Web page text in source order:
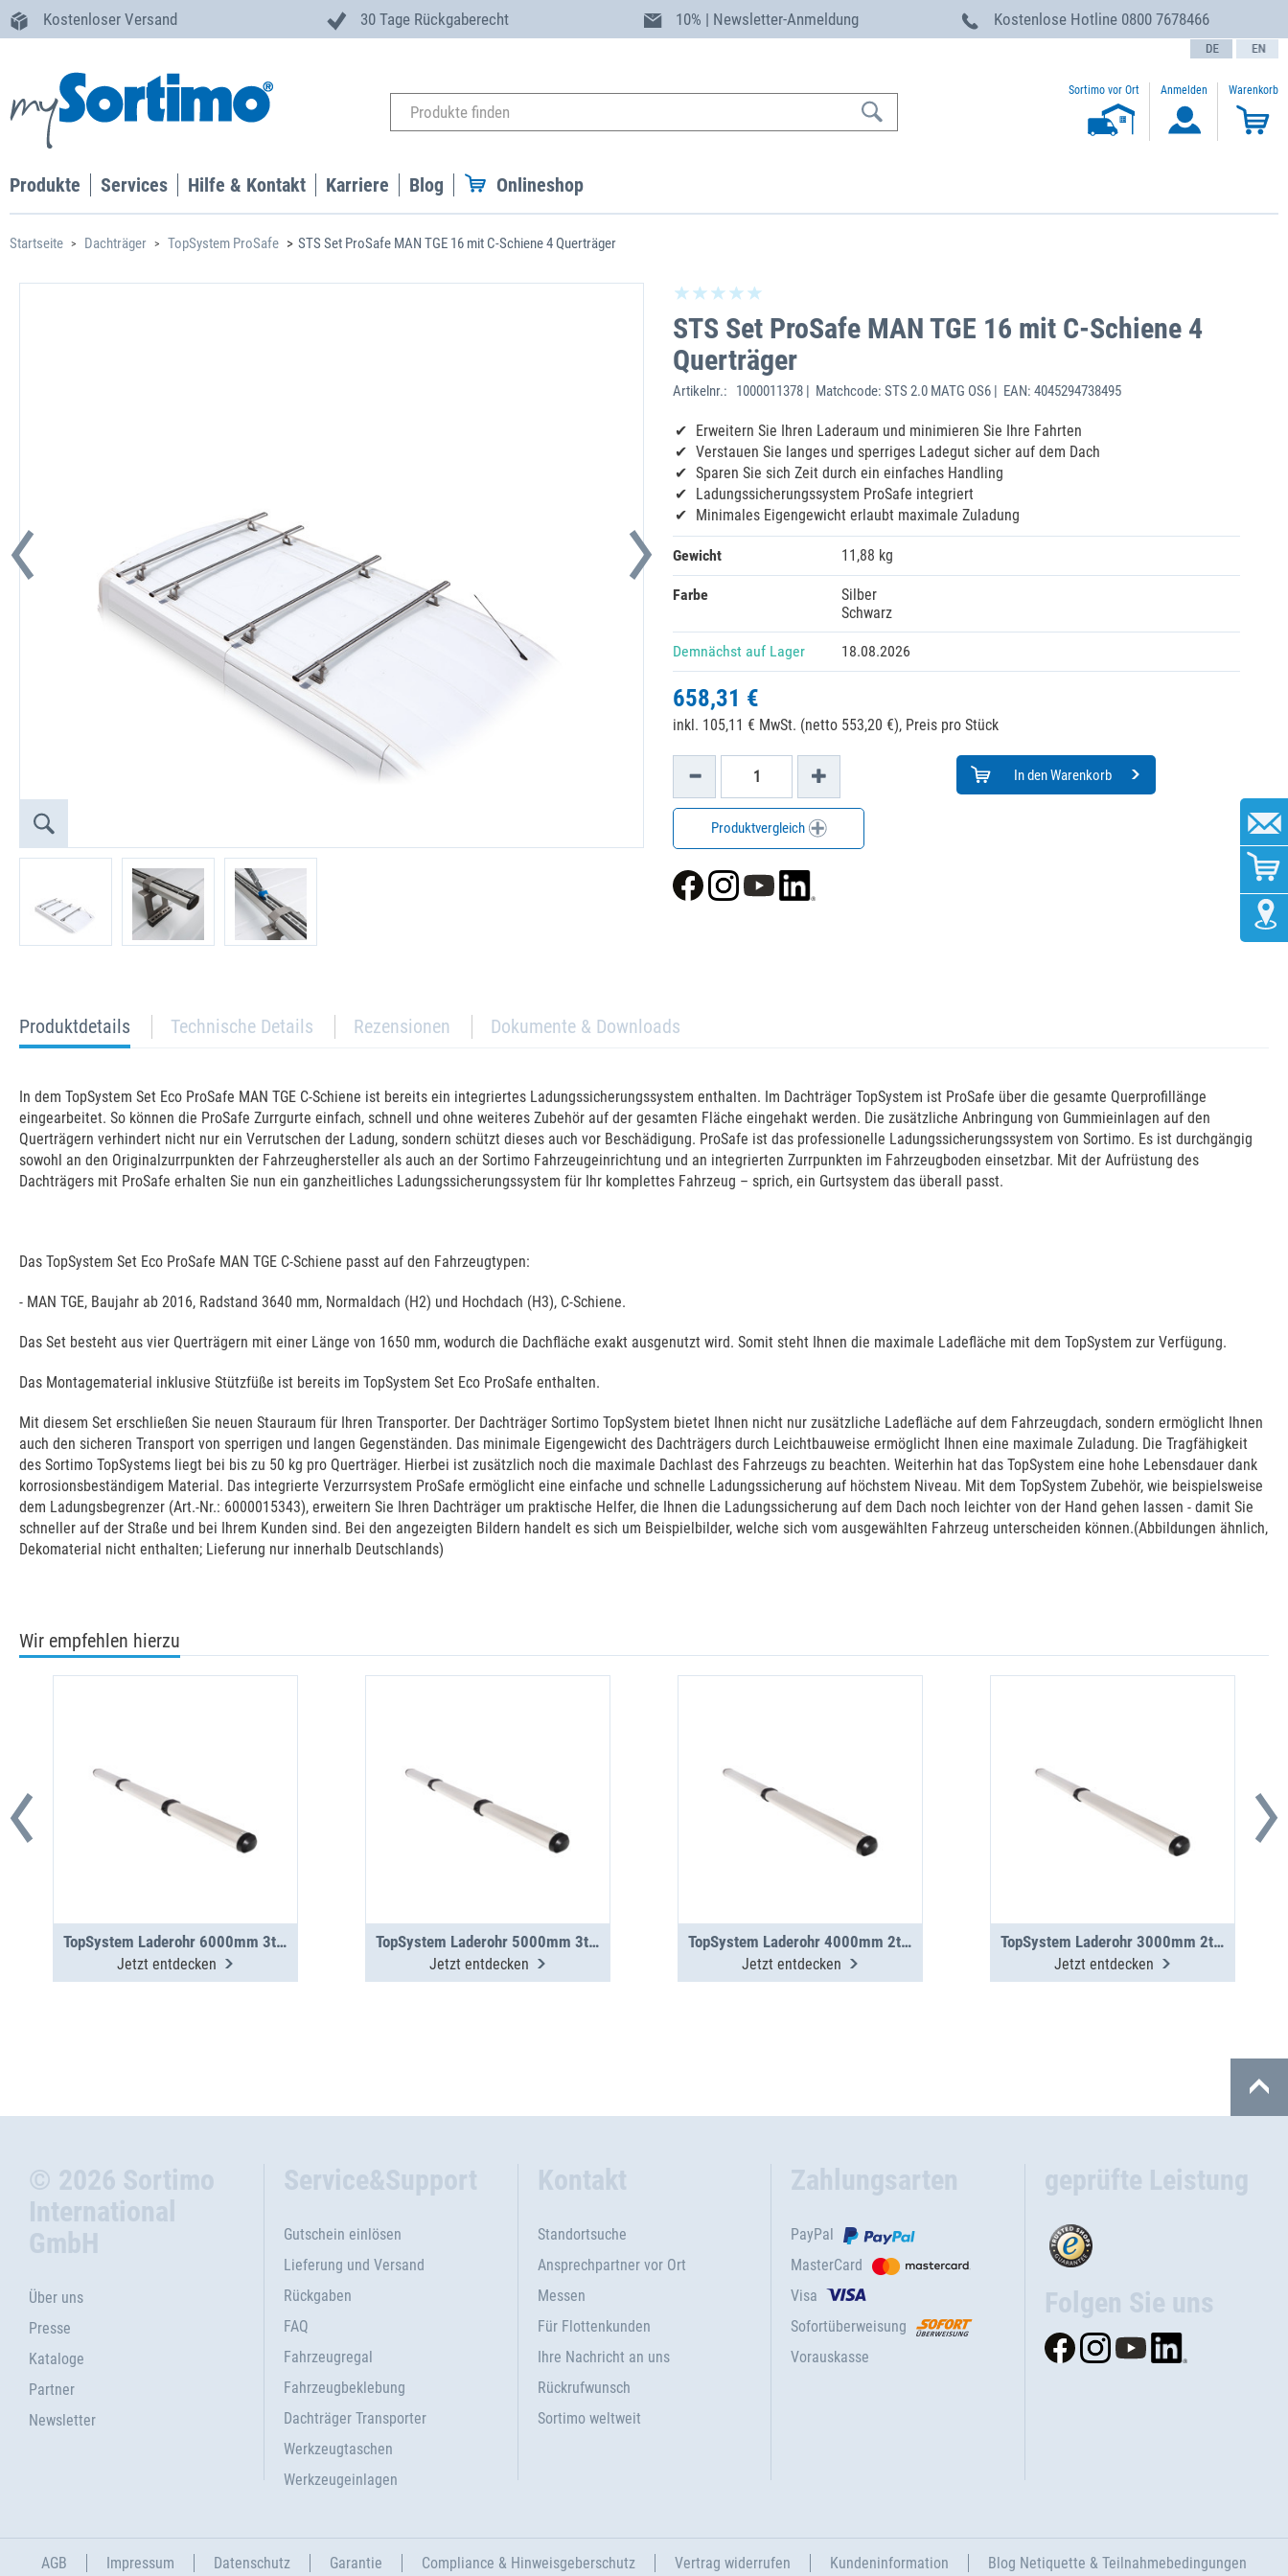
Kostenloser Versand 30 Tage Rückgaberecht 10% | Newsletter-Anmeldung Kostenlose Hotline 0800 7678466
text.language
Sortimo vor Ort Anmelden Warenkorb
Produkte Services Hilfe & Kontakt Karriere Blog Onlineshop
Startseite Dachträger TopSystem ProSafe STS Set ProSafe MAN TGE 16 mit C-Schiene 4 Querträger
STS Set ProSafe MAN TGE 16 mit C-Schiene 4
Querträger
Artikelnr.: 1000011378 | Matchcode: STS 2.0 MATG OS6 | EAN: 4045294738495
Erweitern Sie Ihren Laderaum und minimieren Sie Ihre Fahrten
Verstauen Sie langes und sperriges Ladegut sicher auf dem Dach
Sparen Sie sich Zeit durch ein einfaches Handling
Ladungssicherungssystem ProSafe integriert
Minimales Eigengewicht erlaubt maximale Zuladung
Gewicht 11,88 kg
Farbe
Silber
Schwarz
Demnächst auf Lager 18.08.2026
658,31 €
inkl. 105,11 € MwSt. (netto 553,20 €), Preis pro Stück
In den Warenkorb
Produktvergleich
current
tab:
Produktdetails Technische Details Rezensionen Dokumente & Downloads
In dem TopSystem Set Eco ProSafe MAN TGE C-Schiene ist bereits ein integriertes Ladungssicherungssystem enthalten. Im Dachträger TopSystem ist ProSafe über die gesamte Querprofillänge
eingearbeitet. So können die ProSafe Zurrgurte einfach, schnell und ohne weiteres Zubehör auf der gesamten Fläche eingehakt werden. Die zusätzliche Anbringung von Gummieinlagen auf den
Querträgern verhindert nicht nur ein Verrutschen der Ladung, sondern schützt dieses auch vor Beschädigung. ProSafe ist das professionelle Ladungssicherungssystem von Sortimo. Es ist durchgängig
sowohl an den Originalzurrpunkten der Fahrzeughersteller als auch an der Sortimo Fahrzeugeinrichtung und an integrierten Zurrpunkten im Fahrzeugboden einsetzbar. Mit der Aufrüstung des
Dachträgers mit ProSafe erhalten Sie nun ein ganzheitliches Ladungssicherungssystem für Ihr komplettes Fahrzeug – sprich, ein Gurtsystem das überall passt.
Das TopSystem Set Eco ProSafe MAN TGE C-Schiene passt auf den Fahrzeugtypen:
- MAN TGE, Baujahr ab 2016, Radstand 3640 mm, Normaldach (H2) und Hochdach (H3), C-Schiene.
Das Set besteht aus vier Querträgern mit einer Länge von 1650 mm, wodurch die Dachfläche exakt ausgenutzt wird. Somit steht Ihnen die maximale Ladefläche mit dem TopSystem zur Verfügung.
Das Montagematerial inklusive Stützfüße ist bereits im TopSystem Set Eco ProSafe enthalten.
Mit diesem Set erschließen Sie neuen Stauraum für Ihren Transporter. Der Dachträger Sortimo TopSystem bietet Ihnen nicht nur zusätzliche Ladefläche auf dem Fahrzeugdach, sondern ermöglicht Ihnen
auch den sicheren Transport von sperrigen und langen Gegenständen. Das minimale Eigengewicht des Dachträgers durch Leichtbauweise ermöglicht Ihnen eine maximale Zuladung. Die Tragfähigkeit
des Sortimo TopSystems liegt bei bis zu 50 kg pro Querträger. Hierbei ist zusätzlich noch die maximale Dachlast des Fahrzeugs zu beachten. Weiterhin hat das TopSystem eine hohe Lebensdauer dank
korrosionsbeständigem Material. Das integrierte Verzurrsystem ProSafe ermöglicht eine einfache und schnelle Ladungssicherung auf höchstem Niveau. Mit dem TopSystem Zubehör, wie beispielsweise
dem Ladungsbegrenzer (Art.-Nr.: 6000015343), erweitern Sie Ihren Dachträger um praktische Helfer, die Ihnen die Ladungssicherung auf dem Dach noch leichter von der Hand gehen lassen - damit Sie
schneller auf der Straße und bei Ihrem Kunden sind. Bei den angezeigten Bildern handelt es sich um Beispielbilder, welche sich vom ausgewählten Fahrzeug unterscheiden können.(Abbildungen ähnlich,
Dekomaterial nicht enthalten; Lieferung nur innerhalb Deutschlands)
Wir empfehlen hierzu
TopSystem Laderohr 6000mm 3teilig
Jetzt entdecken
TopSystem Laderohr 5000mm 3teilig
Jetzt entdecken
TopSystem Laderohr 4000mm 2teilig
Jetzt entdecken
TopSystem Laderohr 3000mm 2teilig
Jetzt entdecken
© 2026 Sortimo
International
GmbH
Über uns
Presse
Kataloge
Partner
Newsletter
Service&Support
Gutschein einlösen
Lieferung und Versand
Rückgaben
FAQ
Fahrzeugregal
Fahrzeugbeklebung
Dachträger Transporter
Werkzeugtaschen
Werkzeugeinlagen
Kontakt
Standortsuche
Ansprechpartner vor Ort
Messen
Für Flottenkunden
Ihre Nachricht an uns
Rückrufwunsch
Sortimo weltweit
Zahlungsarten
PayPal
MasterCard
Visa
Sofortüberweisung
Vorauskasse
geprüfte Leistung
Folgen Sie uns
AGB Impressum Datenschutz Garantie Compliance & Hinweisgeberschutz Vertrag widerrufen Kundeninformation Blog Netiquette & Teilnahmebedingungen